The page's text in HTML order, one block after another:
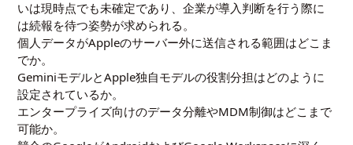
いは現時点でも未確定であり、企業が導入判断を行う際に
は続報を待つ姿勢が求められる。
個人データがAppleのサーバー外に送信される範囲はどこま
でか。
GeminiモデルとApple独自モデルの役割分担はどのように
設定されているか。
エンタープライズ向けのデータ分離やMDM制御はどこまで
可能か。